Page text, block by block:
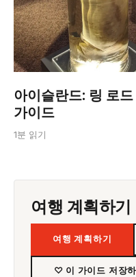
아이슬란드: 링 로
가이드
1분 읽기
여행 계획하기
여행 계획하기
♡ 이 가이드 저장